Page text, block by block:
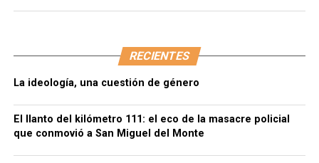
RECIENTES
La ideología, una cuestión de género
El llanto del kilómetro 111: el eco de la masacre policial
que conmovió a San Miguel del Monte